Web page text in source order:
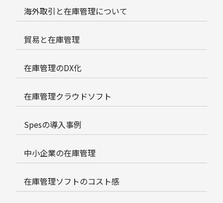
海外取引と在庫管理について
貿易と在庫管理
在庫管理のDX化
在庫管理クラウドソフト
Spesの導入事例
中小企業の在庫管理
在庫管理ソフトのコスト感